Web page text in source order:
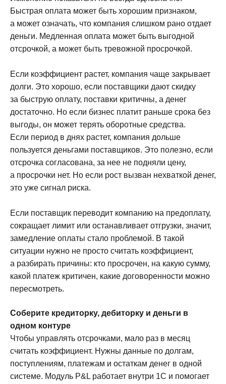
Быстрая оплата может быть хорошим признаком,
а может означать, что компания слишком рано отдает
деньги. Медленная оплата может быть выгодной
отсрочкой, а может быть тревожной просрочкой.
Если коэффициент растет, компания чаще закрывает
долги. Это хорошо, если поставщики дают скидку
за быструю оплату, поставки критичны, а денег
достаточно. Но если бизнес платит раньше срока без
выгоды, он может терять оборотные средства.
Если период в днях растет, компания дольше
пользуется деньгами поставщиков. Это полезно, если
отсрочка согласована, за нее не подняли цену,
а просрочки нет. Но если рост вызван нехваткой денег,
это уже сигнал риска.
Если поставщик переводит компанию на предоплату,
сокращает лимит или останавливает отгрузки, значит,
замедление оплаты стало проблемой. В такой
ситуации нужно не просто считать коэффициент,
а разбирать причины: кто просрочен, на какую сумму,
какой платеж критичен, какие договоренности можно
пересмотреть.
Соберите кредиторку, дебиторку и деньги в
одном контуре
Чтобы управлять отсрочками, мало раз в месяц
считать коэффициент. Нужны данные по долгам,
поступлениям, платежам и остаткам денег в одной
системе. Модуль P&L работает внутри 1С и помогает